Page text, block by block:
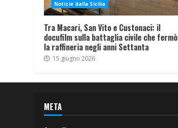
Notizie dalla Sicilia
Tra Macari, San Vito e Custonaci: il
docufilm sulla battaglia civile che fermò
la raffineria negli anni Settanta
15 giugno 2026
META